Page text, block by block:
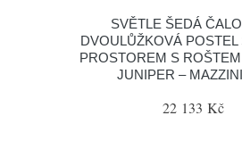
SVĚTLE ŠEDÁ
DVOULŮŽKOVÁ POSTEL
PROSTOREM S
JUNIPER –
22 133 Kč